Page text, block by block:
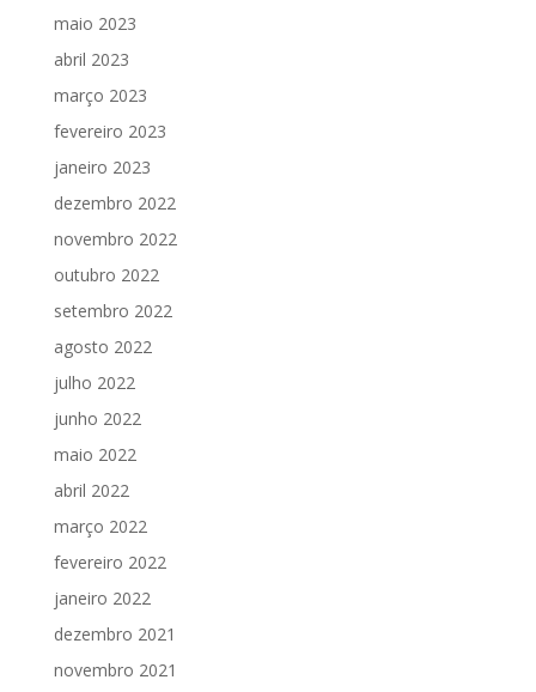
maio 2023
abril 2023
março 2023
fevereiro 2023
janeiro 2023
dezembro 2022
novembro 2022
outubro 2022
setembro 2022
agosto 2022
julho 2022
junho 2022
maio 2022
abril 2022
março 2022
fevereiro 2022
janeiro 2022
dezembro 2021
novembro 2021